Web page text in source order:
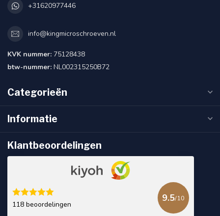
+31620977446
info@kingmicroschroeven.nl
KVK nummer: 75128438
btw-nummer: NL002315250B72
Categorieën
Informatie
Klantbeoordelingen
118 beoordelingen
9.5/10